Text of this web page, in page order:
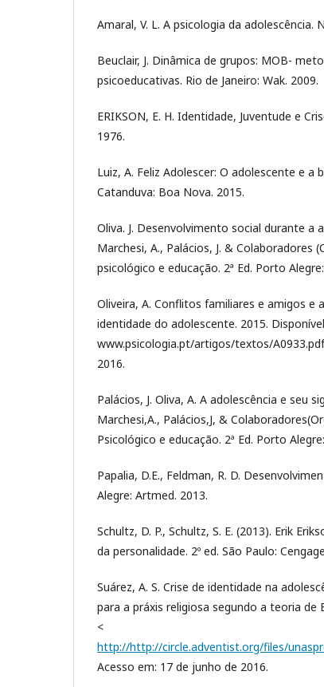
Amaral, V. L. A psicologia da adolescência.
Beuclair, J. Dinâmica de grupos: MOB-
psicoeducativas. Rio de Janeiro: Wak. 2009.
ERIKSON, E. H. Identidade, Juventude e
1976.
Luiz, A. Feliz Adolescer: O adolescente e a
Catanduva: Boa Nova. 2015.
Oliva. J. Desenvolvimento social durante a
Marchesi, A., Palácios, J. & Colaboradores
psicológico e educação. 2ª Ed. Porto
Oliveira, A. Conflitos familiares e amigos e
identidade do adolescente. 2015.
www.psicologia.pt/artigos/textos/
2016.
Palácios, J. Oliva, A. A adolescência e seu
Marchesi,A., Palácios,J, &
Psicológico e educação. 2ª Ed. Porto
Papalia, D.E., Feldman, R. D.
Alegre: Artmed. 2013.
Schultz, D. P., Schultz, S. E. (2013). Erik
da personalidade. 2º ed. São Paulo:
Suárez, A. S. Crise de identidade na
para a práxis religiosa segundo a teoria de
<
http://http://circle.adventist.org/files/
Acesso em: 17 de junho de 2016.